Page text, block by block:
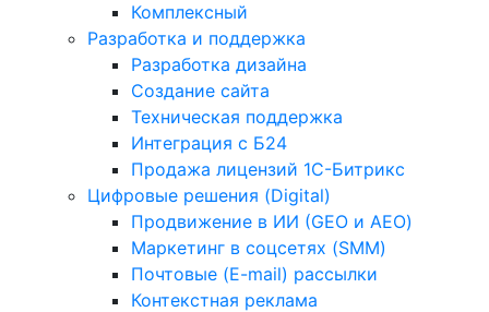
Комплексный
Разработка и поддержка
Разработка дизайна
Создание сайта
Техническая поддержка
Интеграция с Б24
Продажа лицензий 1С-Битрикс
Цифровые решения (Digital)
Продвижение в ИИ (GEO и AEO)
Маркетинг в соцсетях (SMM)
Почтовые (E-mail) рассылки
Контекстная реклама